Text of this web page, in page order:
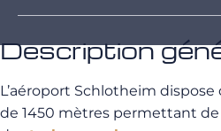
Description
L’aéroport Schlotheim
de 1450 mètres permettant